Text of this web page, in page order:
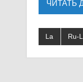
ЧИТАТЬ
La Ru-